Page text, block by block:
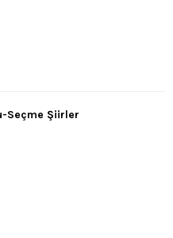
Seçme Şiirler